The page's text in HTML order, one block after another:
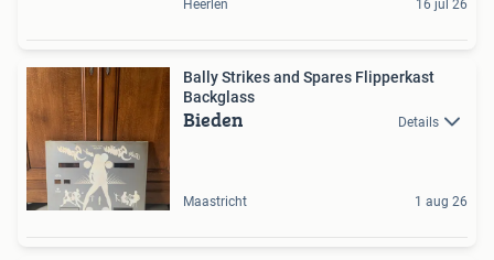
Heerlen 16 jul 26
Bally Strikes and Spares Flipperkast
Backglass
Bieden Details
Maastricht 1 aug 26